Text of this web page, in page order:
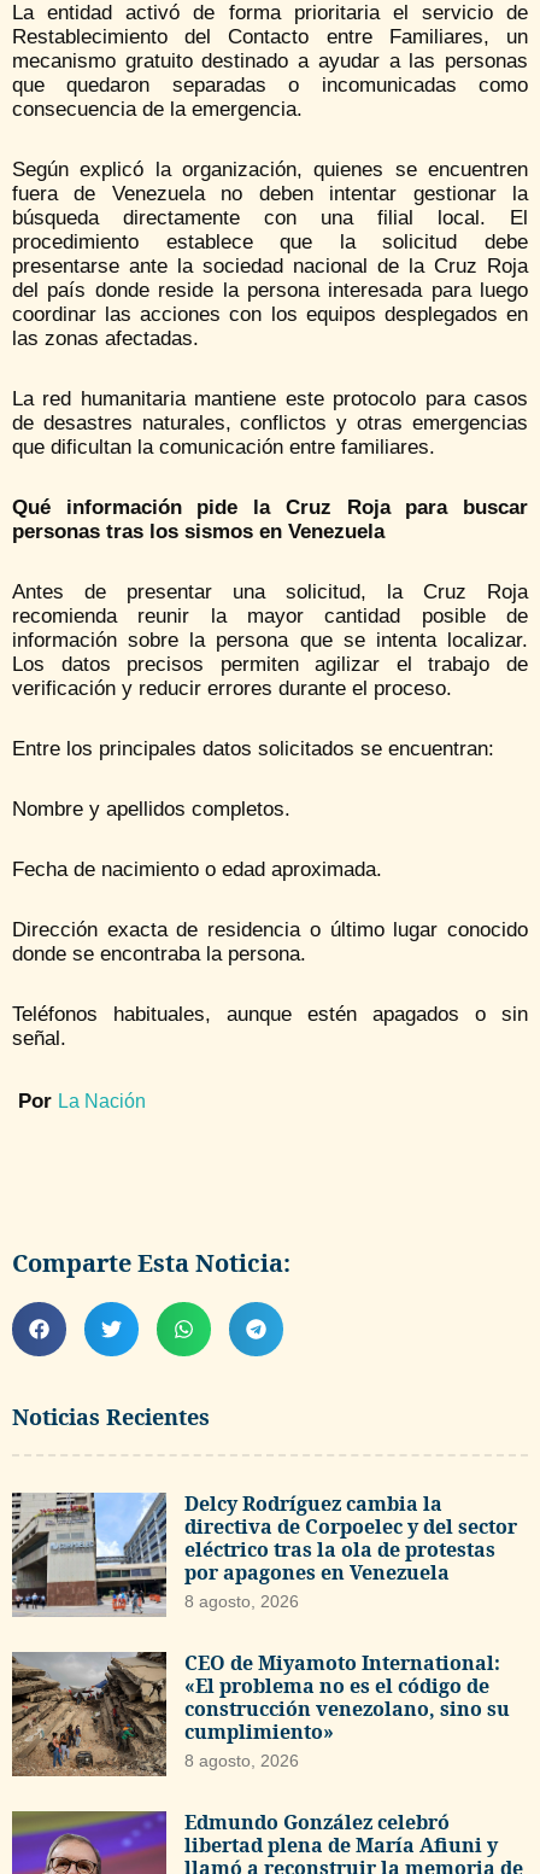
Noticias Recientes
Delcy Rodríguez cambia la
directiva de Corpoelec y del sector
eléctrico tras la ola de protestas
por apagones en Venezuela
8 agosto, 2026
CEO de Miyamoto International:
«El problema no es el código de
construcción venezolano, sino su
cumplimiento»
8 agosto, 2026
Edmundo González celebró
libertad plena de María Afiuni y
llamó a reconstruir la memoria de
La entidad activó de forma prioritaria el servicio de
Restablecimiento del Contacto entre Familiares, un
mecanismo gratuito destinado a ayudar a las personas
que quedaron separadas o incomunicadas como
consecuencia de la emergencia.
Según explicó la organización, quienes se encuentren
fuera de Venezuela no deben intentar gestionar la
búsqueda directamente con una filial local. El
procedimiento establece que la solicitud debe
presentarse ante la sociedad nacional de la Cruz Roja
del país donde reside la persona interesada para luego
coordinar las acciones con los equipos desplegados en
las zonas afectadas.
La red humanitaria mantiene este protocolo para casos
de desastres naturales, conflictos y otras emergencias
que dificultan la comunicación entre familiares.
Qué información pide la Cruz Roja para buscar
personas tras los sismos en Venezuela
Antes de presentar una solicitud, la Cruz Roja
recomienda reunir la mayor cantidad posible de
información sobre la persona que se intenta localizar.
Los datos precisos permiten agilizar el trabajo de
verificación y reducir errores durante el proceso.
Entre los principales datos solicitados se encuentran:
Nombre y apellidos completos.
Fecha de nacimiento o edad aproximada.
Dirección exacta de residencia o último lugar conocido
donde se encontraba la persona.
Teléfonos habituales, aunque estén apagados o sin
señal.
Por La Nación
Comparte Esta Noticia: